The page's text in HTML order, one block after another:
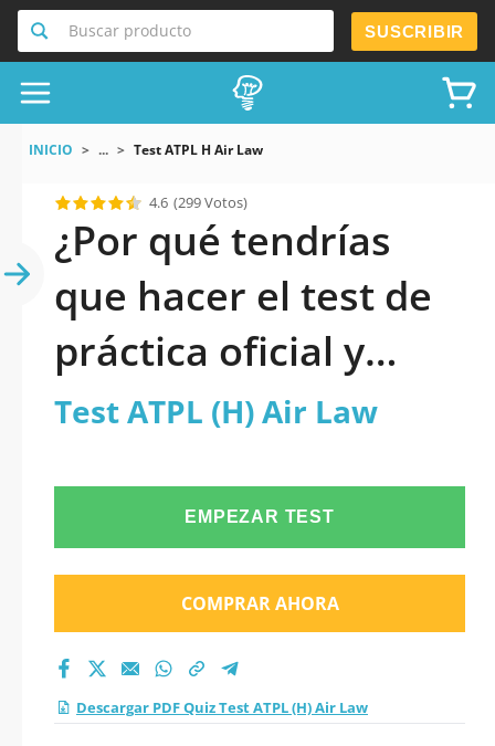
Buscar producto SUSCRIBIR
INICIO ... Test ATPL H Air Law
4.6 (299 Votos)
¿Por qué tendrías
que hacer el test de
práctica oficial y
actualizado de Test
Test ATPL (H) Air Law
EMPEZAR TEST
COMPRAR AHORA
Descargar PDF Quiz Test ATPL (H) Air Law